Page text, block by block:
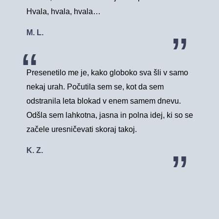
Hvala, hvala, hvala…
M. L.
Presenetilo me je, kako globoko sva šli v samo
nekaj urah. Počutila sem se, kot da sem
odstranila leta blokad v enem samem dnevu.
Odšla sem lahkotna, jasna in polna idej, ki so se
začele uresničevati skoraj takoj.
K. Z.